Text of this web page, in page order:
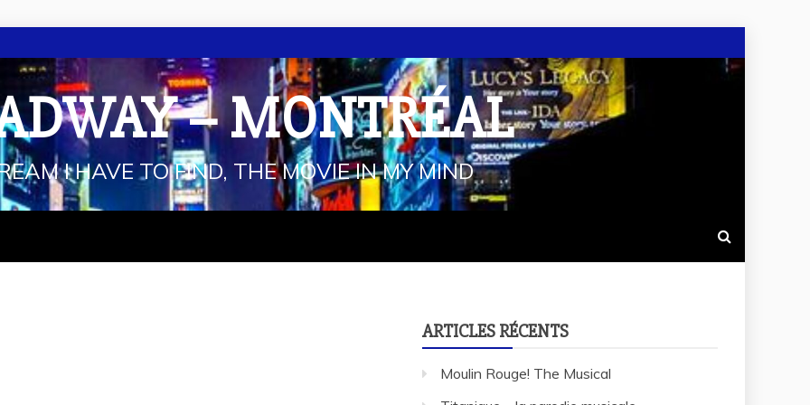
– MONTRÉAL
I HAVE TO FIND, THE MOVIE IN MY MIND
ARTICLES RÉCENTS
Moulin Rouge! The Musical